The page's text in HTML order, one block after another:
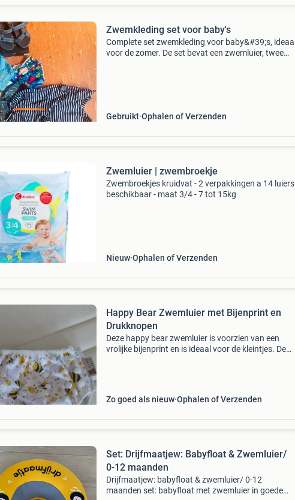
Zwemkleding set voor baby's
Complete set zwemkleding voor baby&#39;s, ideaal
voor de zomer. De set bevat een zwemluier, twee
Gebruikt Ophalen of Verzenden
Zwemluier | zwembroekje
Zwembroekjes kruidvat - 2 verpakkingen a 14 luiers
beschikbaar - maat 3/4 - 7 tot 15kg
Nieuw Ophalen of Verzenden
Happy Bear Zwemluier met Bijenprint en
Drukknopen
Deze happy bear zwemluier is voorzien van een
vrolijke bijenprint en is ideaal voor de kleintjes. De
Zo goed als nieuw Ophalen of Verzenden
Set: Drijfmaatjew: Babyfloat & Zwemluier/
0-12 maanden
Drijfmaatjew: babyfloat & zwemluier/ 0-12
maanden set: babyfloat met zwemluier in goede